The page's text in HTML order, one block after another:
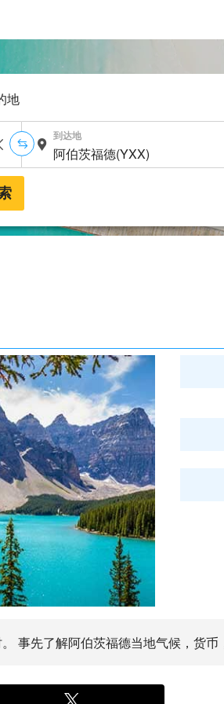
地
到达地
事先了解阿伯茨福德当地气候，货